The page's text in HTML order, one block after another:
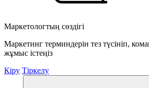
Маркетологтың сөздігі
Маркетинг терминдерін тез түсініп,
жұмыс істеңіз
Кіру Тіркелу